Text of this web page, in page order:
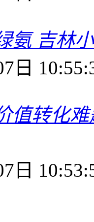
氨 吉林
日
值转化
日